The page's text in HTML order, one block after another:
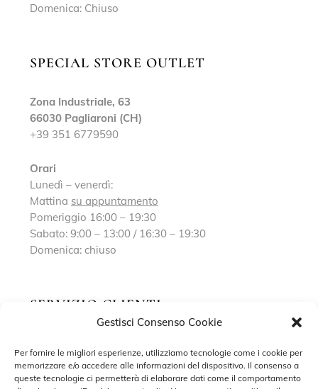
Gestisci Consenso Cookie
Per fornire le migliori esperienze, utilizziamo tecnologie come i cookie per
memorizzare e/o accedere alle informazioni del dispositivo. Il consenso a
queste tecnologie ci permetterà di elaborare dati come il comportamento
Domenica: Chiuso
SPECIAL STORE OUTLET
Zona Industriale, 63
66030 Pagliaroni (CH)
+39 351 6779590
Orari
Lunedì – venerdì:
Mattina su appuntamento
Pomeriggio 16:00 – 19:30
Sabato: 9:00 – 13:00 / 16:30 – 19:30
Domenica: chiuso
SERVIZIO CLIENTI
Contatti